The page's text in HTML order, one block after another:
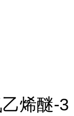
烯醚-3